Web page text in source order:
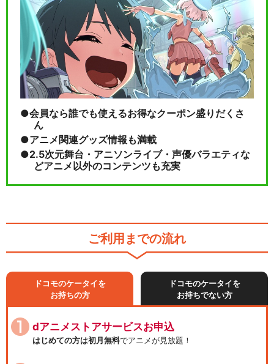
会員なら誰でも使えるお得なクーポン盛りだくさ
ん
アニメ関連グッズ情報も満載
2.5次元舞台・アニソンライブ・声優バラエティな
どアニメ以外のコンテンツも充実
ご利用までの流れ
ドコモのケータイを
お持ちの方
ドコモのケータイを
お持ちでない方
dアニメストアサービスお申込
はじめての方は初月無料でアニメが見放題！